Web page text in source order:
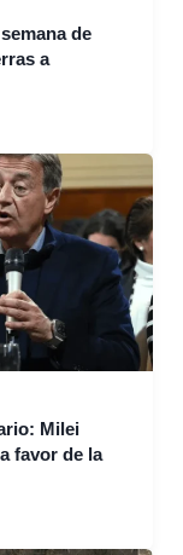
de
a
Milei
favor de la